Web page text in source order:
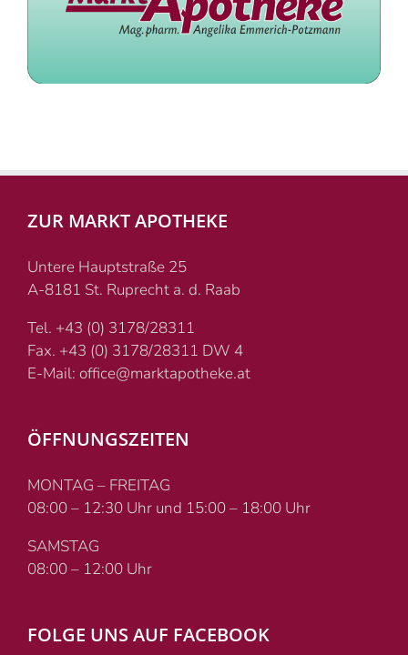
ZUR MARKT APOTHEKE
Untere Hauptstraße 25
A-8181 St. Ruprecht a. d. Raab
Tel. +43 (0) 3178/28311
Fax. +43 (0) 3178/28311 DW 4
E-Mail: office@marktapotheke.at
ÖFFNUNGSZEITEN
MONTAG – FREITAG
08:00 – 12:30 Uhr und 15:00 – 18:00 Uhr
SAMSTAG
08:00 – 12:00 Uhr
FOLGE UNS AUF FACEBOOK